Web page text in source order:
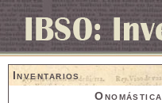
Inventarios
Onomástica